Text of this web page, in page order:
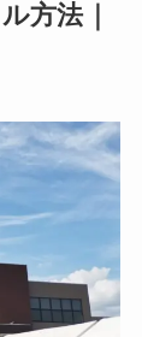
方法｜